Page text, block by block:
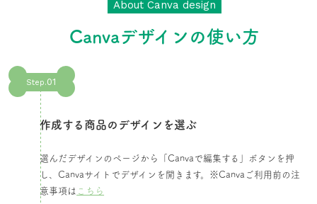
About Canva design
Canvaデザインの使い方
Step.01
作成する商品のデザインを選ぶ​
選んだデザインのページから「Canvaで編集する」ボタンを押
し、Canvaサイトでデザインを開きます。​※Canvaご利用前の注
意事項は こちら